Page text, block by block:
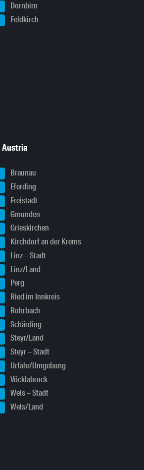
Dornbirn
Feldkirch
Austria
Braunau
Eferding
Freistadt
Gmunden
Grieskirchen
Kirchdorf an der Krems
Linz – Stadt
Linz/Land
Perg
Ried im Innkreis
Rohrbach
Schärding
Steyr/Land
Steyr – Stadt
Urfahr/Umgebung
Vöcklabruck
Wels – Stadt
Wels/Land